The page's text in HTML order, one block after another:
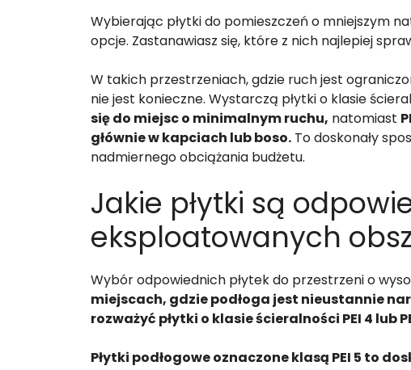
Wybierając płytki do pomieszczeń o mniejszym
opcje. Zastanawiasz się, które z nich najlepiej
W takich przestrzeniach, gdzie ruch jest
nie jest konieczne. Wystarczą płytki o klasie
się do miejsc o minimalnym ruchu, natomiast
głównie w kapciach lub boso. To doskonały
nadmiernego obciążania budżetu.
Jakie płytki są
eksploatowanych
Wybór odpowiednich płytek do przestrzeni o
miejscach, gdzie podłoga jest nieustannie
rozważyć płytki o klasie ścieralności PEI 4 lub
Płytki podłogowe oznaczone klasą PEI 5 to